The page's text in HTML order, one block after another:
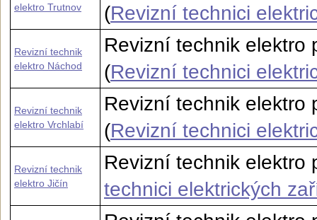
elektro Trutnov
(Revizní technici
Revizní technik
elektro Náchod
Revizní technik elektro
(Revizní technici
Revizní technik
elektro Vrchlabí
Revizní technik elektro
(Revizní technici
Revizní technik
elektro Jičín
Revizní technik elektro
technici elektrických